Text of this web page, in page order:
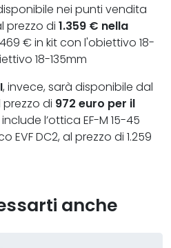
nei punti vendita
prezzo di 1.359 € nella
€ in kit con l'obiettivo 18-
18-135mm
, invece, sarà disponibile dal
prezzo di 972 euro per il
l’ottica EF-M 15-45
EVF DC2, al prezzo di 1.259
anche